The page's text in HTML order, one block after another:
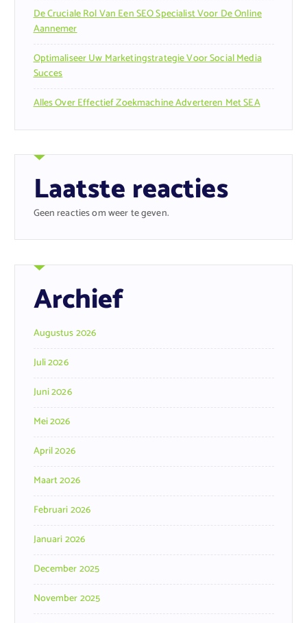
De Cruciale Rol Van Een SEO Specialist Voor De Online
Aannemer
Optimaliseer Uw Marketingstrategie Voor Social Media
Succes
Alles Over Effectief Zoekmachine Adverteren Met SEA
Laatste reacties
Geen reacties om weer te geven.
Archief
Augustus 2026
Juli 2026
Juni 2026
Mei 2026
April 2026
Maart 2026
Februari 2026
Januari 2026
December 2025
November 2025